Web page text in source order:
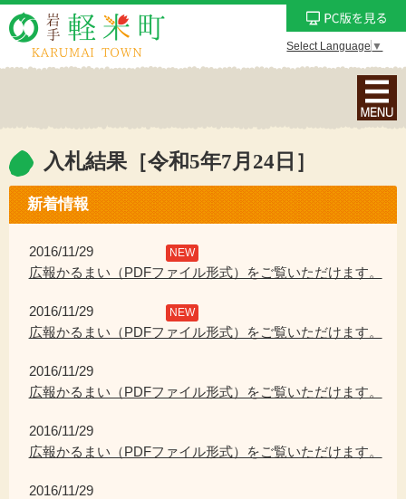
Select Language ▼
ナ
ビ
ョ
ン
ニ
を
入札結果［令和5年7月24日］
新着情報
2016/11/29 NEW
広報かるまい（PDFファイル形式）をご覧いただけます。
2016/11/29 NEW
広報かるまい（PDFファイル形式）をご覧いただけます。
2016/11/29
広報かるまい（PDFファイル形式）をご覧いただけます。
2016/11/29
広報かるまい（PDFファイル形式）をご覧いただけます。
2016/11/29